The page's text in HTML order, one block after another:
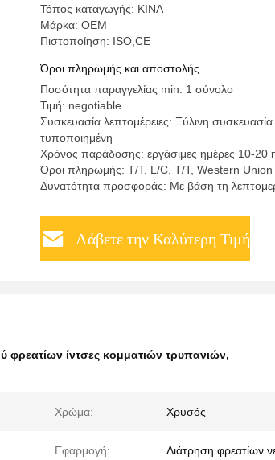
Τόπος καταγωγής: ΚΙΝΑ
Μάρκα: OEM
Πιστοποίηση: ISO,CE
Όροι πληρωμής και αποστολής
Ποσότητα παραγγελίας min: 1 σύνολο
Τιμή: negotiable
Συσκευασία λεπτομέρειες: Ξύλινη
τυποποιημένη
Χρόνος παράδοσης: εργάσιμες ημέρες 10-20
Όροι πληρωμής: T/T, L/C, T/T, Western Union
Δυνατότητα προσφοράς: Με βάση τη
Λάβετε την Καλύτερη Τιμή
φρεατίων ίντσες κομματιών τρυπανιών,
Χρώμα: Χρυσός
Εφαρμογή: Διάτρηση φρεατίων